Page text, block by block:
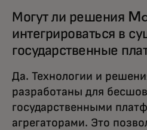
Могут ли решения
интегрироваться в
государственные
Да. Технологии и
разработаны для
государственными
агрегаторами. Это